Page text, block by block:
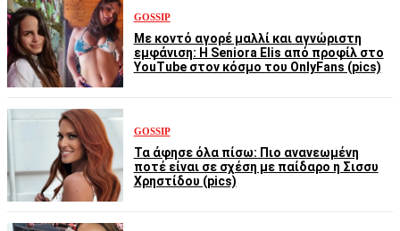
GOSSIP
Με κοντό αγορέ μαλλί και αγνώριστη
εμφάνιση: Η Seniora Elis από προφίλ στο
YouTube στον κόσμο του OnlyFans (pics)
GOSSIP
Τα άφησε όλα πίσω: Πιο ανανεωμένη
ποτέ είναι σε σχέση με παίδαρο η Σισσυ
Χρηστίδου (pics)